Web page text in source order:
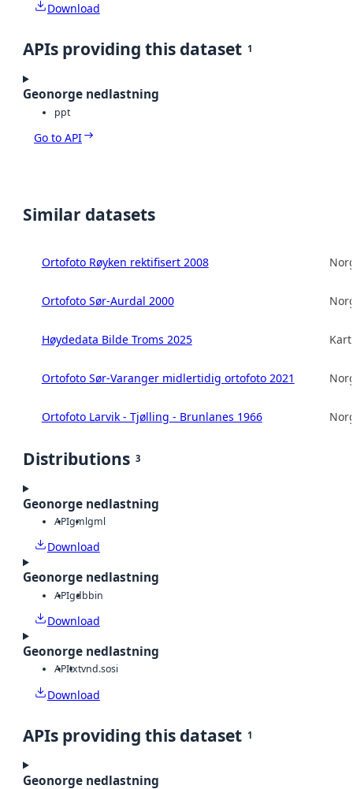
Download
APIs providing this dataset 1
Geonorge nedlastning
ppt
Go to API
Similar datasets
Ortofoto Røyken rektifisert 2008
Ortofoto Sør-Aurdal 2000
Høydedata Bilde Troms 2025
Ortofoto Sør-Varanger midlertidig ortofoto 2021
Ortofoto Larvik - Tjølling - Brunlanes 1966
Distributions 3
Geonorge nedlastning
APIgmlgml
Download
Geonorge nedlastning
APIgdbbin
Download
Geonorge nedlastning
APItxtvnd.sosi
Download
APIs providing this dataset 1
Geonorge nedlastning